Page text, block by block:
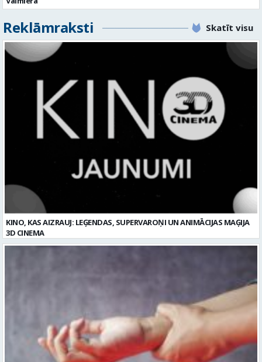
Reklāmraksti Skatīt visu
KINO, KAS AIZRAUJ: LEĢENDAS, SUPERVAROŅI UN ANIMĀCIJAS MAĢIJA
3D CINEMA